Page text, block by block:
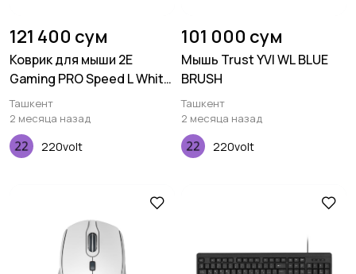
121 400 сум
Коврик для мыши 2E
Gaming PRO Speed L White
(450*400*3 мм)
Ташкент
2 месяца назад
220volt
101 000 сум
Мышь Trust YVI WL BLUE
BRUSH
Ташкент
2 месяца назад
220volt